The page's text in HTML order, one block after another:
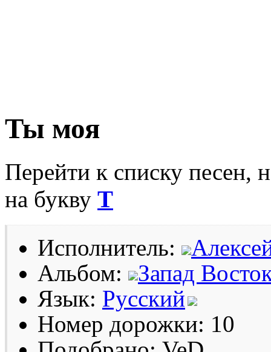
Ты моя
Перейти к списку песен,
на букву Т
Исполнитель:
Альбом:
Запад
Язык: Русский
Номер дорожки: 10